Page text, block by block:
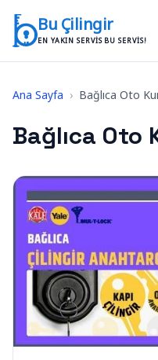
Bu Çilingir
EN YAKIN SERVIS BU SERVIS!
Ana Sayfa › Bağlıca Oto
Bağlıca Oto